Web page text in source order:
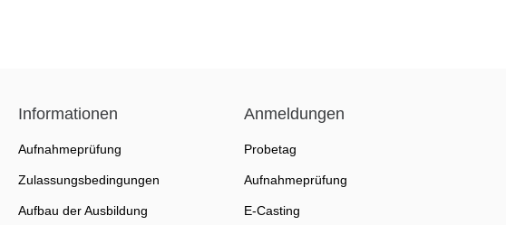
Informationen
Aufnahmeprüfung
Zulassungsbedingungen
Aufbau der Ausbildung
Anmeldungen
Probetag
Aufnahmeprüfung
E-Casting